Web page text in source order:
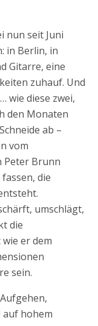
nun seit Juni
in Berlin, in
Gitarre, eine
zuhauf. Und
wie diese zwei,
den Monaten
ab –
vom
Peter Brunn
die
umschlägt,
die
er dem
sein.
auf hohem